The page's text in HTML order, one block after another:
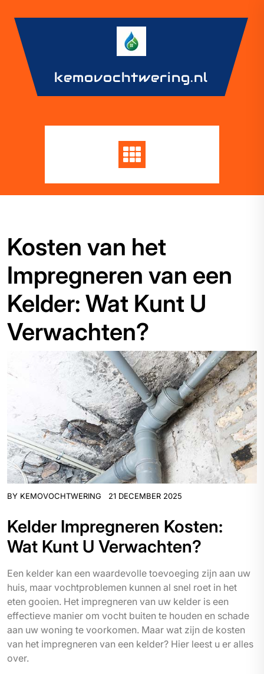
content
kemovochtwering.nl
Kosten van het
Impregneren van een
Kelder: Wat Kunt U
Verwachten?
BY KEMOVOCHTWERING 21 DECEMBER 2025
Kelder Impregneren Kosten:
Wat Kunt U Verwachten?
Een kelder kan een waardevolle toevoeging zijn aan uw
huis, maar vochtproblemen kunnen al snel roet in het
eten gooien. Het impregneren van uw kelder is een
effectieve manier om vocht buiten te houden en schade
aan uw woning te voorkomen. Maar wat zijn de kosten
van het impregneren van een kelder? Hier leest u er alles
over.